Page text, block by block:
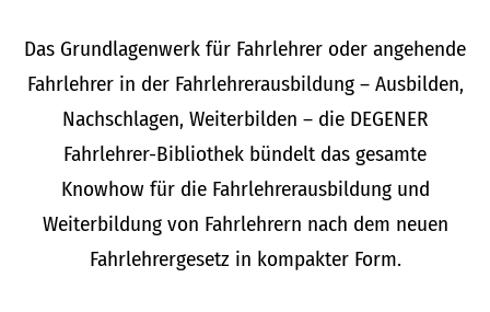
Das Grundlagenwerk für Fahrlehrer oder angehende
Fahrlehrer in der Fahrlehrerausbildung – Ausbilden,
Nachschlagen, Weiterbilden – die DEGENER
Fahrlehrer-Bibliothek bündelt das gesamte
Knowhow für die Fahrlehrerausbildung und
Weiterbildung von Fahrlehrern nach dem neuen
Fahrlehrergesetz in kompakter Form.